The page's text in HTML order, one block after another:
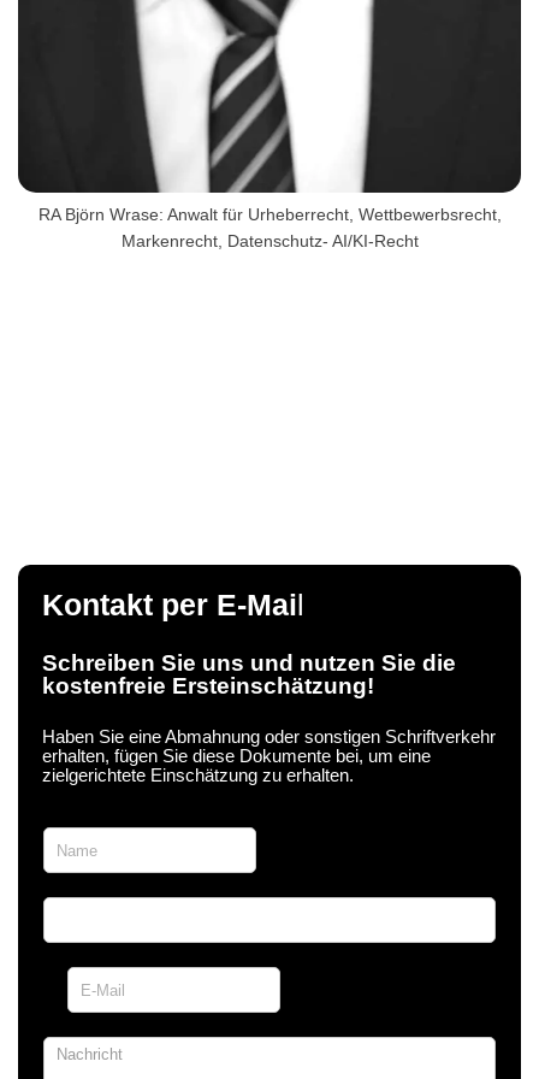
RA Björn Wrase: Anwalt für Urheberrecht, Wettbewerbsrecht,
Markenrecht, Datenschutz- AI/KI-Recht
Kontakt per E-Mail
Schreiben Sie uns und nutzen Sie die
kostenfreie Ersteinschätzung!
Haben Sie eine Abmahnung oder sonstigen Schriftverkehr
erhalten, fügen Sie diese Dokumente bei, um eine
zielgerichtete Einschätzung zu erhalten.